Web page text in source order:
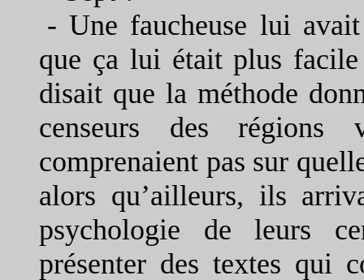
-Une faucheuse lui
que ça lui était plus
disait que la méthode
censeurs des
comprenaient pas sur
alors qu’ailleurs, ils
psychologie de leurs
présenter des textes qui